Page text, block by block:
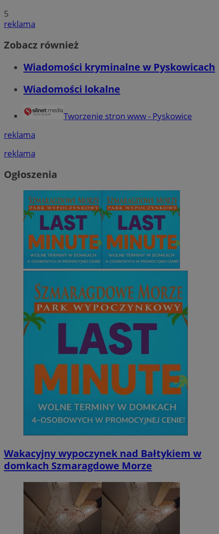
5
reklama
Zobacz również
Wiadomości kryminalne w Pyskowicach
Wiadomości lokalne
Tworzenie stron www - Pyskowice
reklama
reklama
Ogłoszenia
Wakacyjny wypoczynek nad Bałtykiem w
domkach Szmaragdowe Morze